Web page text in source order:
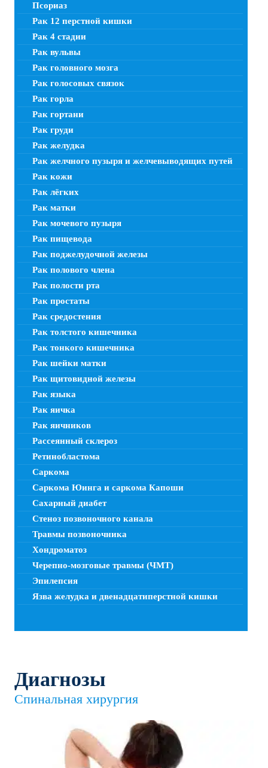
Псориаз
Рак 12 перстной кишки
Рак 4 стадии
Рак вульвы
Рак головного мозга
Рак голосовых связок
Рак горла
Рак гортани
Рак груди
Рак желудка
Рак желчного пузыря и желчевыводящих путей
Рак кожи
Рак лёгких
Рак матки
Рак мочевого пузыря
Рак пищевода
Рак поджелудочной железы
Рак полового члена
Рак полости рта
Рак простаты
Рак средостения
Рак толстого кишечника
Рак тонкого кишечника
Рак шейки матки
Рак щитовидной железы
Рак языка
Рак яичка
Рак яичников
Рассеянный склероз
Ретинобластома
Саркома
Саркома Юинга и саркома Капоши
Сахарный диабет
Стеноз позвоночного канала
Травмы позвоночника
Хондроматоз
Черепно-мозговые травмы (ЧМТ)
Эпилепсия
Язва желудка и двенадцатиперстной кишки
Диагнозы
Спинальная хирургия